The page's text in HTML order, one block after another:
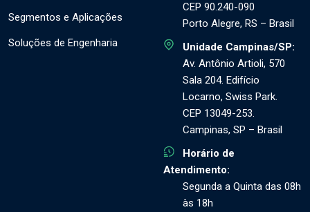
Segmentos e Aplicações
Soluções de Engenharia
CEP 90.240-090
Porto Alegre, RS – Brasil
Unidade Campinas/SP:
Av. Antônio Artioli, 570
Sala 204. Edifício
Locarno, Swiss Park.
CEP 13049-253.
Campinas, SP – Brasil
Horário de
Atendimento:
Segunda a Quinta das 08h
às 18h